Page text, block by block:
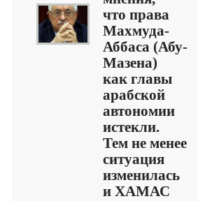
что права
Махмуда-
Аббаса (Абу-
Мазена)
как главы
арабской
автономии
истекли.
Тем не менее
ситуация
изменилась
и ХАМАС